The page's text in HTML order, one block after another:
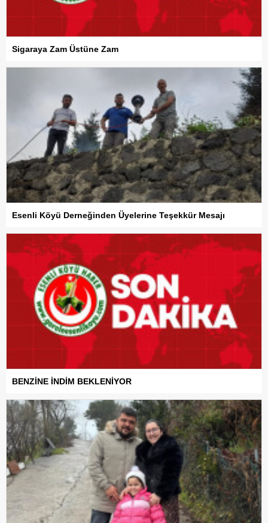
Sigaraya Zam Üstüne Zam
Esenli Köyü Derneğinden Üyelerine Teşekkür Mesajı
BENZİNE İNDİM BEKLENİYOR